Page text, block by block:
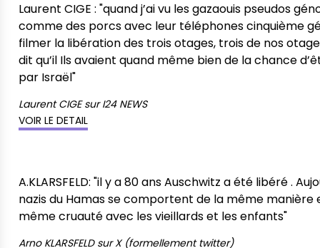
Laurent CIGE : "quand j’ai vu les gazaouis pseudos
comme des porcs avec leur téléphones cinquième
filmer la libération des trois otages, trois de nos
dit qu’il Ils avaient quand même bien de la chance
par Israël"
Laurent CIGEsurI24 NEWS
VOIR LE DETAIL
A.KLARSFELD: "il y a 80 ans Auschwitz a été libéré .
nazis du Hamas se comportent de la même manière
même cruauté avec les vieillards et les enfants"
Arno KLARSFELDsurX (formellement twitter)